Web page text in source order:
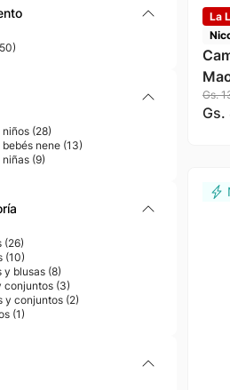
)
niños (28)
bebés nene (13)
niñas (9)
(26)
(10)
y blusas (8)
conjuntos (3)
y conjuntos (2)
(1 )
La
Gs.
Gs.